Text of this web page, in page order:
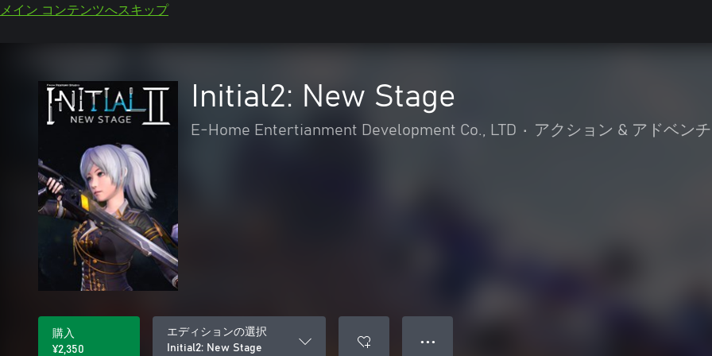
メイン コンテンツへスキップ
Initial2: New Stage
E-Home Entertianment Development Co., LTD • アクション & アドベン
購入
¥2,350
エディションの選択
Initial2: New Stage
● ● ●